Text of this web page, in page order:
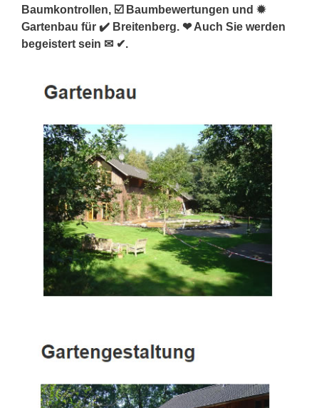
Baumkontrollen, ☑️ Baumbewertungen und ✹
Gartenbau für ✔️ Breitenberg. ❤ Auch Sie werden
begeistert sein ✉ ✔.